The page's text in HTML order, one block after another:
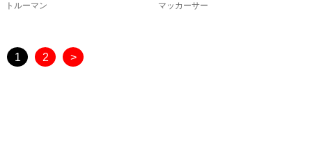
トルーマン マッカーサー
1 2 >